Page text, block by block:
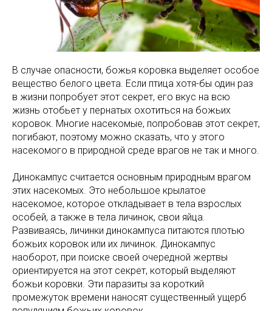
В случае опасности, божья коровка выделяет особое
вещество белого цвета. Если птица хотя-бы один раз
в жизни попробует этот секрет, его вкус на всю
жизнь отобьет у пернатых охотиться на божьих
коровок. Многие насекомые, попробовав этот секрет,
погибают, поэтому можно сказать, что у этого
насекомого в природной среде врагов не так и много.
Динокампус считается основным природным врагом
этих насекомых. Это небольшое крылатое
насекомое, которое откладывает в тела взрослых
особей, а также в тела личинок, свои яйца.
Развиваясь, личинки динокампуса питаются плотью
божьих коровок или их личинок. Динокампус
наоборот, при поиске своей очередной жертвы
ориентируется на этот секрет, который выделяют
божьи коровки. Эти паразиты за короткий
промежуток времени наносят существенный ущерб